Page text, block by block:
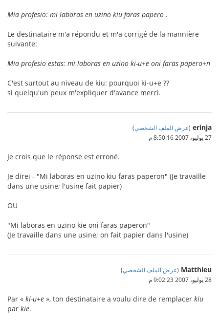
Mia profesio: mi laboras en uzino kiu faras papero .
Le destinataire m'a répondu et m'a corrigé de la mannière
suivante:
Mia profesio estas: mi laboras en uzino ki-u+e oni faras papero+n
C'est surtout au niveau de kiu: pourquoi ki-u+e ??
si quelqu'un peux m'expliquer d'avance merci.
erinja
(عرض الملف الشخصي)
27 يوليو، 2007 8:50:16 م
Je crois que le réponse est erroné.
Je direi - "Mi laboras en uzino kiu faras paperon" (Je travaille
dans une usine; l'usine fait papier)
OU
"Mi laboras en uzino kie oni faras paperon"
(Je travaille dans une usine; on fait papier dans l'usine)
Matthieu
(عرض الملف الشخصي)
28 يوليو، 2007 9:02:23 م
Par « ki-u+e », ton destinataire a voulu dire de remplacer kiu
par kie.